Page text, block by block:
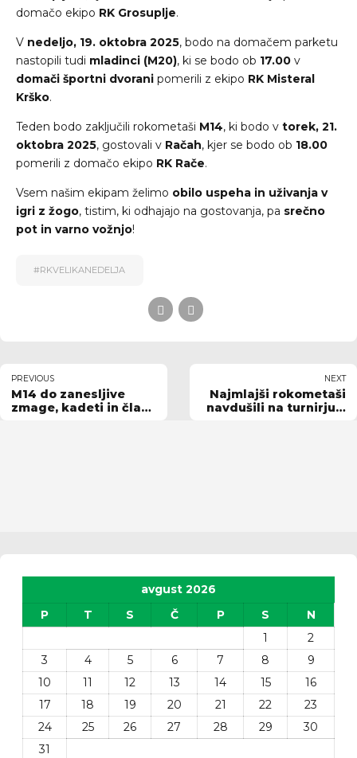
domačo ekipo RK Grosuplje.
V nedeljo, 19. oktobra 2025, bodo na domačem parketu
nastopili tudi mladinci (M20), ki se bodo ob 17.00 v
domači športni dvorani pomerili z ekipo RK Misteral
Krško.
Teden bodo zaključili rokometaši M14, ki bodo v torek, 21.
oktobra 2025, gostovali v Račah, kjer se bodo ob 18.00
pomerili z domačo ekipo RK Rače.
Vsem našim ekipam želimo obilo uspeha in uživanja v
igri z žogo, tistim, ki odhajajo na gostovanja, pa srečno
pot in varno vožnjo!
#RKVELIKANEDELJA
PREVIOUS
M14 do zanesljive
zmage, kadeti in člani
NEXT
Najmlajši rokometaši
navdušili na turnirju v
avgust 2026
P
T S Č P S
N
1
2
3
4 5 6 7 8
9
10
11 12 13 14 15
16
17
18 19 20 21 22
23
24
25 26 27 28 29
30
31